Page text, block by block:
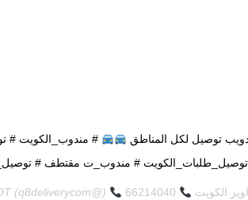
توصيل لكل المناطق
# مندوب_الكويت #
# مندوب_ت مقتطف #
الكويت (@q8deliverycom) on